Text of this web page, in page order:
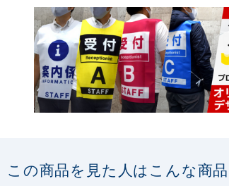
この商品を見た人はこんな商